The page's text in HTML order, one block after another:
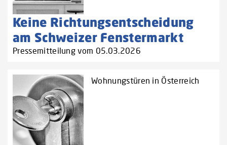
Keine Richtungsentscheidung
am Schweizer Fenstermarkt
Pressemitteilung vom 05.03.2026
Wohnungstüren in Österreich